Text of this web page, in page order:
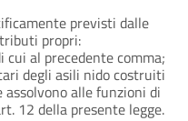
previsti dalle
propri:
al precedente comma;
degli asili nido costruiti
assolvono alle funzioni di
12 della presente legge.